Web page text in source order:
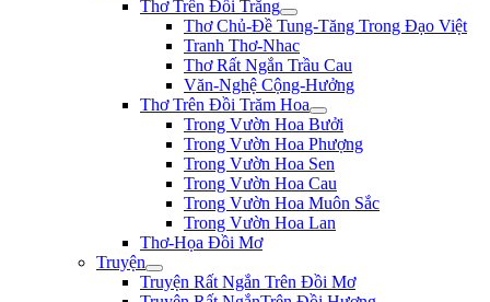
Thơ Trên Đồi Trăng
Thơ Chủ-Đề Tung-Tăng Trong Đạo Việt
Tranh Thơ-Nhac
Thơ Rất Ngắn Trầu Cau
Văn-Nghệ Cộng-Hưởng
Thơ Trên Đồi Trăm Hoa
Trong Vườn Hoa Bưởi
Trong Vườn Hoa Phượng
Trong Vườn Hoa Sen
Trong Vườn Hoa Cau
Trong Vườn Hoa Muôn Sắc
Trong Vườn Hoa Lan
Thơ-Họa Đồi Mơ
Truyện
Truyện Rất Ngắn Trên Đồi Mơ